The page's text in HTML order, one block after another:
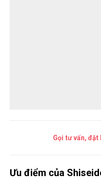
Gọi tư vấn, đặt
Ưu điểm của